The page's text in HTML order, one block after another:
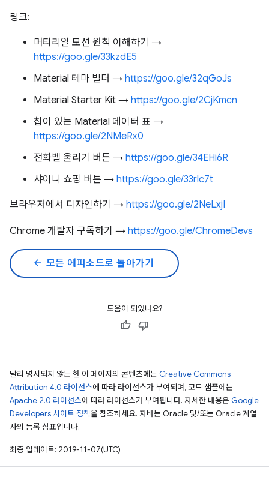
링크:
머티리얼 모션 원칙 이해하기 →
https://goo.gle/33kzdE5
Material 테마 빌더 → https://goo.gle/32qGoJs
Material Starter Kit → https://goo.gle/2CjKmcn
칩이 있는 Material 데이터 표 →
https://goo.gle/2NMeRx0
전화벨 울리기 버튼 → https://goo.gle/34EHi6R
샤이니 쇼핑 버튼 → https://goo.gle/33rlc7t
브라우저에서 디자인하기 → https://goo.gle/2NeLxjI
Chrome 개발자 구독하기 → https://goo.gle/ChromeDevs
arrow_back 모든 에피소드로 돌아가기
도움이 되었나요?
달리 명시되지 않는 한 이 페이지의 콘텐츠에는 Creative Commons
Attribution 4.0 라이선스에 따라 라이선스가 부여되며, 코드 샘플에는
Apache 2.0 라이선스에 따라 라이선스가 부여됩니다. 자세한 내용은 Google
Developers 사이트 정책을 참조하세요. 자바는 Oracle 및/또는 Oracle 계열
사의 등록 상표입니다.
최종 업데이트: 2019-11-07(UTC)